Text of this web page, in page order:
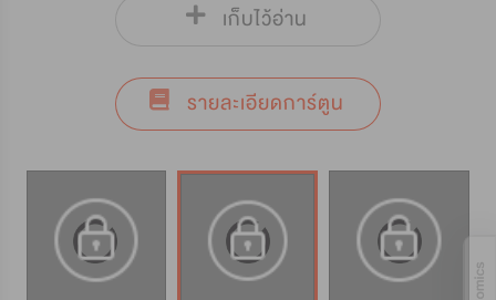
เก็บไว้อ่าน
รายละเอียดการ์ตูน